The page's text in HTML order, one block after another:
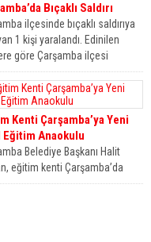
Bıçaklı Saldırı
ilçesinde bıçaklı saldırıya
1 kişi yaralandı. Edinilen
göre Çarşamba ilçesi
Mahallesi...
Kenti Çarşamba’ya Yeni
Eğitim Anaokulu
Belediye Başkanı Halit
eğitim kenti Çarşamba’da
Özel Eğitim Anaokulu’nun